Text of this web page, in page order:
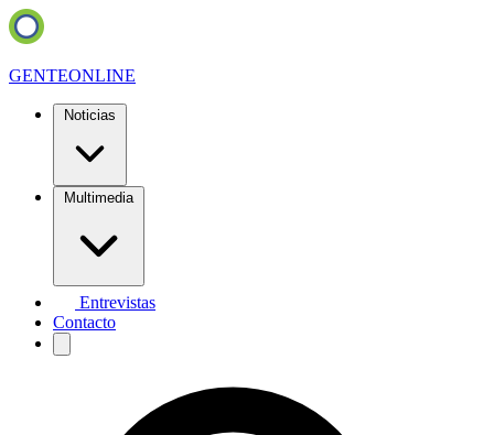
GENTEONLINE
Noticias
Multimedia
Entrevistas
Contacto